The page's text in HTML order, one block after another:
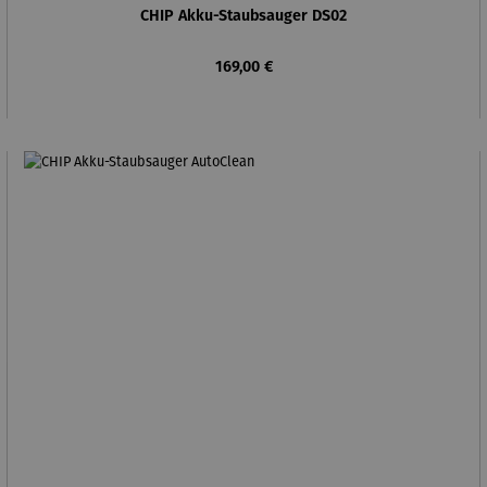
CHIP Akku-Staubsauger DS02
Regulärer Preis:
169,00 €